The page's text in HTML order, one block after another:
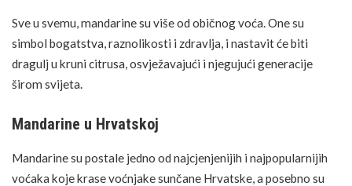
Sve u svemu, mandarine su više od običnog voća. One su
simbol bogatstva, raznolikosti i zdravlja, i nastavit će biti
dragulj u kruni citrusa, osvježavajući i njegujući generacije
širom svijeta.
Mandarine u Hrvatskoj
Mandarine su postale jedno od najcjenjenijih i najpopularnijih
voćaka koje krase voćnjake sunčane Hrvatske, a posebno su